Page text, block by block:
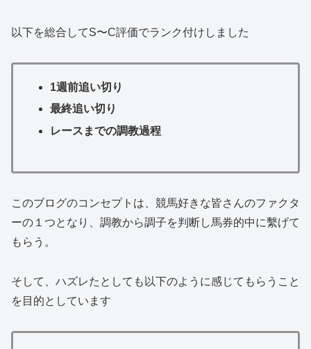
以下を総合してS〜C評価でランク付けしました
1週前追い切り
最終追い切り
レースまでの調教過程
このブログのコンセプトは、競馬好きな皆さんのファクタ
ーの１つとなり、調教から調子を判断し馬券的中に繫げて
もらう。
そして、ハズレたとしても以下のように感じてもらうこと
を目的としています